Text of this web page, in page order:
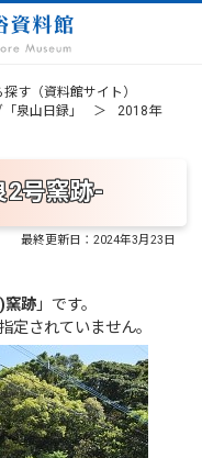
す（資料館サイト）
泉山日録」
2018年
号窯跡-
最終更新日：2024年3月23日
窯跡 」です。
定されていません。